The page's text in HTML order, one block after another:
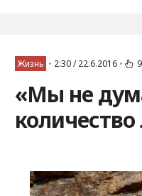
Жизнь • 2:30 / 22.6.2016 •
«Мы не